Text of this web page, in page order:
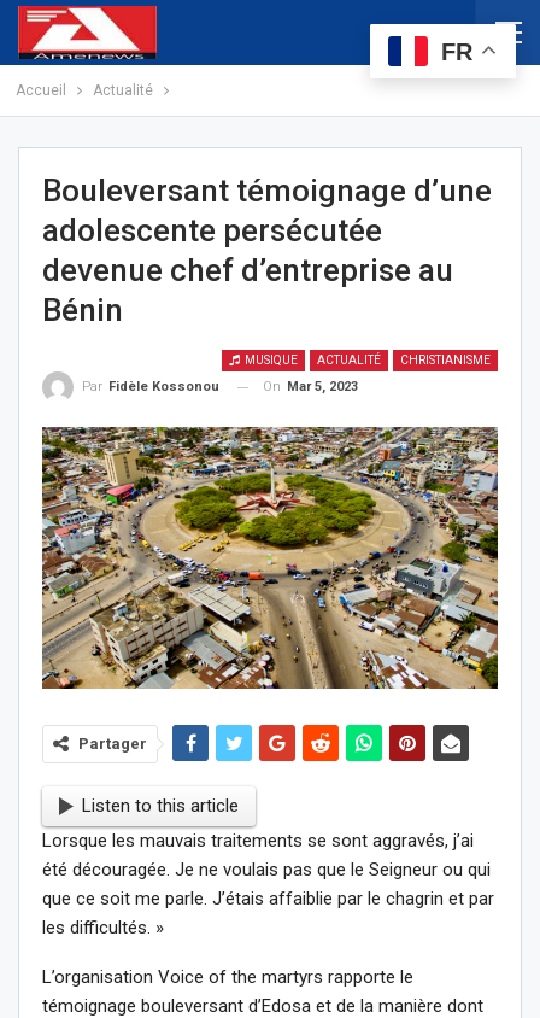
Accueil Actualité
Bouleversant témoignage d’une
adolescente persécutée
devenue chef d’entreprise au
Bénin
MUSIQUE ACTUALITÉ CHRISTIANISME
Par Fidèle Kossonou On Mar 5, 2023
Partager
Listen to this article
Lorsque les mauvais traitements se sont aggravés, j’ai
été découragée. Je ne voulais pas que le Seigneur ou qui
que ce soit me parle. J’étais affaiblie par le chagrin et par
les difficultés. »
L’organisation Voice of the martyrs rapporte le
témoignage bouleversant d’Edosa et de la manière dont
FR